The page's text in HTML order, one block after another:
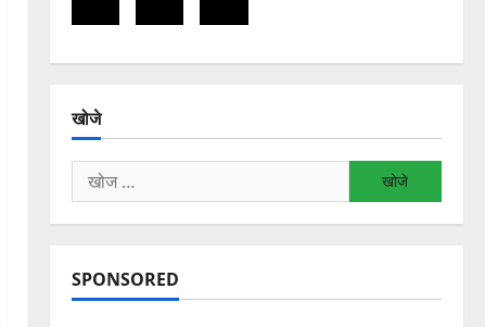
खोजे
निम्न
को
खोजें:
SPONSORED